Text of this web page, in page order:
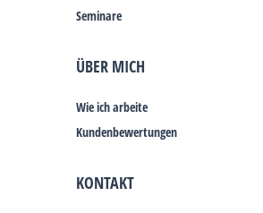
Seminare
ÜBER MICH
Wie ich arbeite
Kundenbewertungen
KONTAKT